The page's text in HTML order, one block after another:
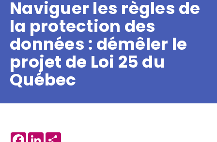
Naviguer les règles de
la protection des
données : démêler le
projet de Loi 25 du
Québec
Facebook
LinkedIn